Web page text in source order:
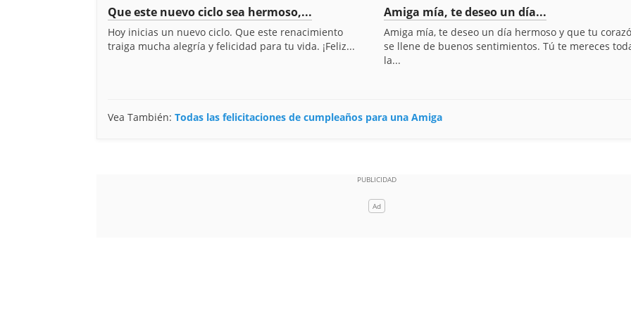
Que este nuevo ciclo sea hermoso,...
Hoy inicias un nuevo ciclo. Que este renacimiento
traiga mucha alegría y felicidad para tu vida. ¡Feliz...
Amiga mía, te deseo un día...
Amiga mía, te deseo un día hermoso y que tu
se llene de buenos sentimientos. Tú te mereces
la...
Vea También: Todas las felicitaciones de cumpleaños para una Amiga